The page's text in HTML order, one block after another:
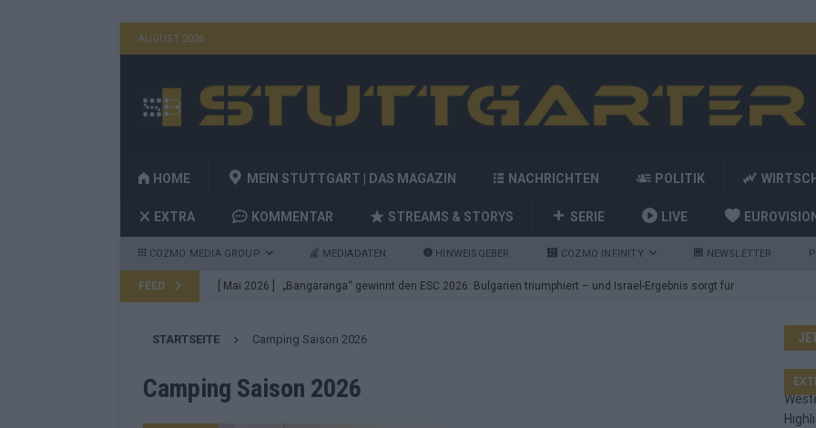
AUGUST 2026
HOME MEIN STUTTGART | DAS MAGAZIN NACHRICHTEN POLITIK
EXTRA KOMMENTAR STREAMS & STORYS SERIE LIVE EUROVISION
COZMO MEDIA GROUP MEDIADATEN HINWEISGEBER COZMO INFINITY NEWSLETTER
FEED [ Mai 2026 ] „Bangaranga“ gewinnt den ESC 2026: Bulgarien triumphiert – und Israel-Ergebnis sorgt für
[ Mai 2026 ] Von JJ bis Lordi: Das sind die Showacts im ESC-Finale 2026 in Wien
[ Mai 2026 ] Finnland auf Platz 17, Deutschland auf Platz 2: ESC-Finale-Startreihenfolge hat
STARTSEITE Camping Saison 2026
Camping Saison 2026